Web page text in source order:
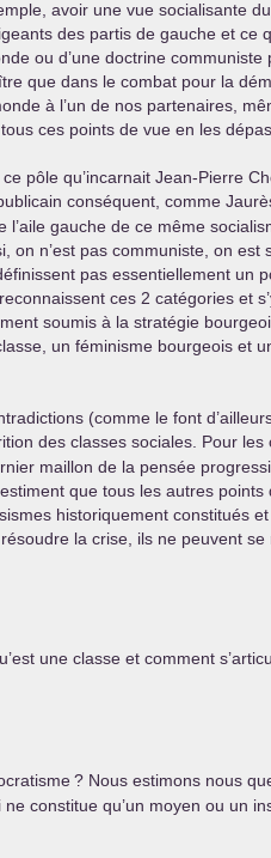
avoir une vue socialisante
des partis de gauche et ce
ou d’une doctrine
que dans le combat pour la
à l’un de nos partenaires,
ces points de vue en les
pôle qu’incarnait Jean-Pierre
conséquent, comme
gauche de ce même
on n’est pas communiste, on
pas essentiellement un
ces 2 catégories et
soumis à la stratégie
un féminisme bourgeois et
(comme le font
des classes sociales. Pour
maillon de la pensée
que tous les autres points
historiquement constitués
la crise, ils ne peuvent
une classe et comment
? Nous estimons nous
constitue qu’un moyen ou un